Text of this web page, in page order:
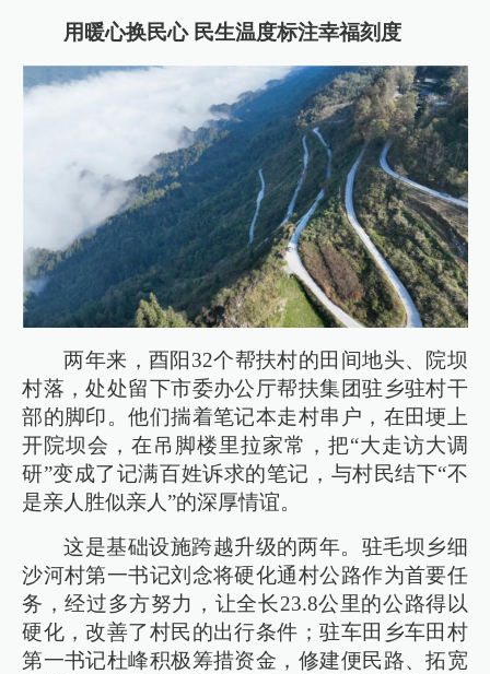
用暖心换民心 民生温度标注幸福刻度
两年来，酉阳32个帮扶村的田间地头、院坝
村落，处处留下市委办公厅帮扶集团驻乡驻村干
部的脚印。他们揣着笔记本走村串户，在田埂上
开院坝会，在吊脚楼里拉家常，把“大走访大调
研”变成了记满百姓诉求的笔记，与村民结下“不
是亲人胜似亲人”的深厚情谊。
这是基础设施跨越升级的两年。驻毛坝乡细
沙河村第一书记刘念将硬化通村公路作为首要任
务，经过多方努力，让全长23.8公里的公路得以
硬化，改善了村民的出行条件；驻车田乡车田村
第一书记杜峰积极筹措资金，修建便民路、拓宽